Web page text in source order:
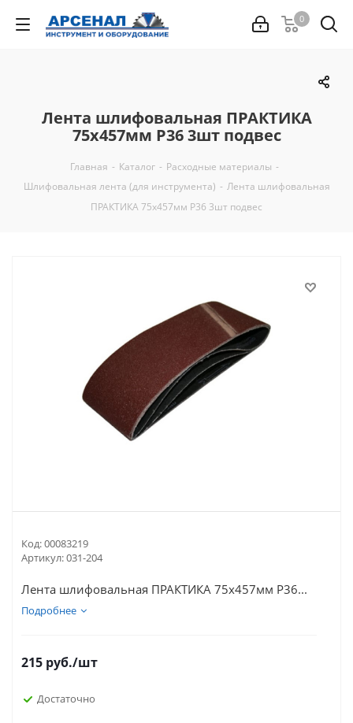
0
Лента шлифовальная ПРАКТИКА
75х457мм Р36 3шт подвес
Главная - Каталог - Расходные материалы -
Шлифовальная лента (для инструмента) - Лента шлифовальная
ПРАКТИКА 75х457мм Р36 3шт подвес
Код:00083219
Артикул:031-204
Лента шлифовальная ПРАКТИКА 75х457мм Р36...
Подробнее
215 руб./шт
Достаточно